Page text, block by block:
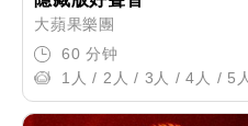
大蘋果樂團
60 分钟
1人 / 2人 / 3人 / 4人 / 5